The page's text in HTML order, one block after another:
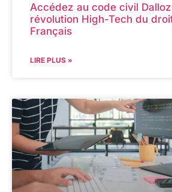
Accédez au code civil
révolution High-Tech du
Français
LIRE PLUS »